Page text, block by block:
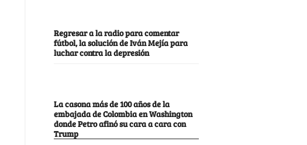
Regresar a la radio para comentar
fútbol, la solución de Iván Mejía para
luchar contra la depresión
La casona más de 100 años de la
embajada de Colombia en Washington
donde Petro afinó su cara a cara con
Trump